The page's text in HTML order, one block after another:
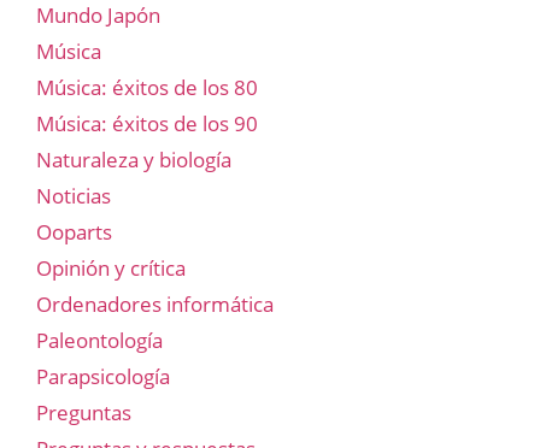
Mundo Japón
Música
Música: éxitos de los 80
Música: éxitos de los 90
Naturaleza y biología
Noticias
Ooparts
Opinión y crítica
Ordenadores informática
Paleontología
Parapsicología
Preguntas